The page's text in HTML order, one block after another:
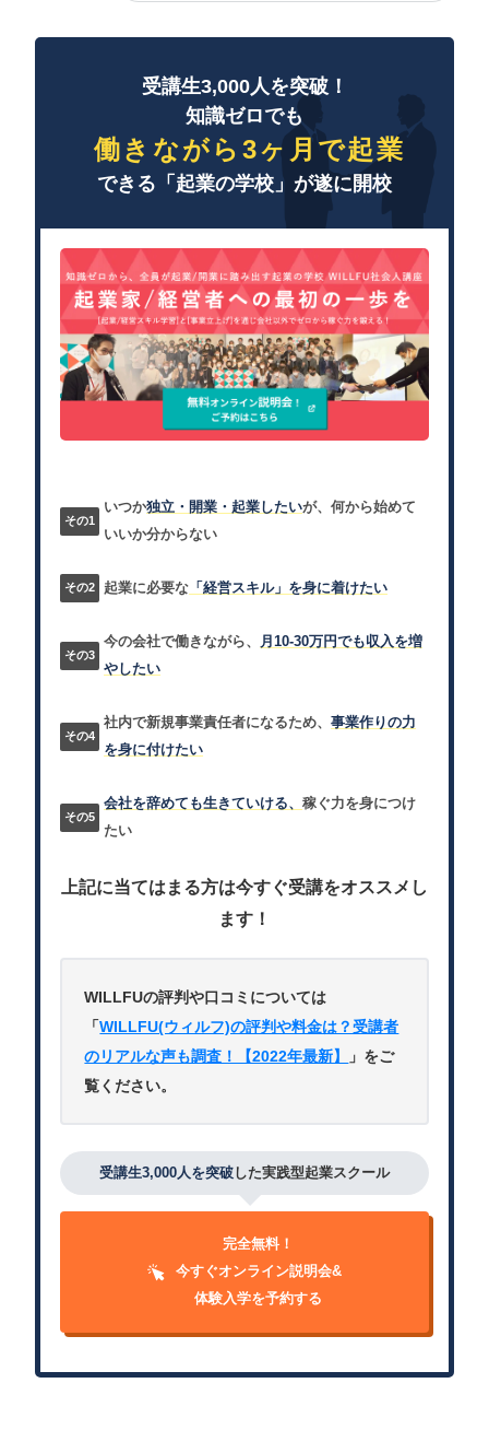
受講生3,000人を突破！
知識ゼロでも
働きながら3ヶ月で起業
できる「起業の学校」が遂に開校
いつか独立・開業・起業したいが、何から始めて
いいか分からない
起業に必要な 「経営スキル」を身に着けたい
今の会社で働きながら、
月10-30万円でも収入を増
やしたい
社内で新規事業責任者になるため、事業作りの力
を身に付けたい
会社を辞めても生きていける、稼ぐ力を身につけ
たい
上記に当てはまる方は今すぐ受講をオススメし
ます！
WILLFUの評判や口コミについては
「WILLFU(ウィルフ)の評判や料金は？受講者
のリアルな声も調査！【2022年最新】
」をご
覧ください。
受講生3,000人を突破 した実践型起業スクール
完全無料！
今すぐオンライン説明会&
体験入学を予約する